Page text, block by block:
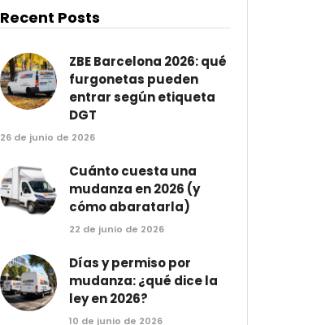
Recent Posts
ZBE Barcelona 2026: qué
furgonetas pueden
entrar según etiqueta
DGT
26 de junio de 2026
Cuánto cuesta una
mudanza en 2026 (y
cómo abaratarla)
22 de junio de 2026
Días y permiso por
mudanza: ¿qué dice la
ley en 2026?
10 de junio de 2026